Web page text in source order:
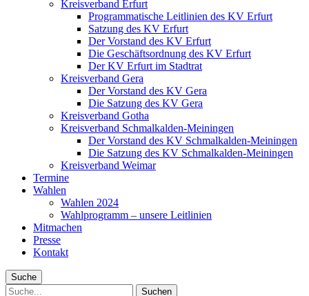
Kreisverband Erfurt
Programmatische Leitlinien des KV Erfurt
Satzung des KV Erfurt
Der Vorstand des KV Erfurt
Die Geschäftsordnung des KV Erfurt
Der KV Erfurt im Stadtrat
Kreisverband Gera
Der Vorstand des KV Gera
Die Satzung des KV Gera
Kreisverband Gotha
Kreisverband Schmalkalden-Meiningen
Der Vorstand des KV Schmalkalden-Meiningen
Die Satzung des KV Schmalkalden-Meiningen
Kreisverband Weimar
Termine
Wahlen
Wahlen 2024
Wahlprogramm – unsere Leitlinien
Mitmachen
Presse
Kontakt
Suche
Suche